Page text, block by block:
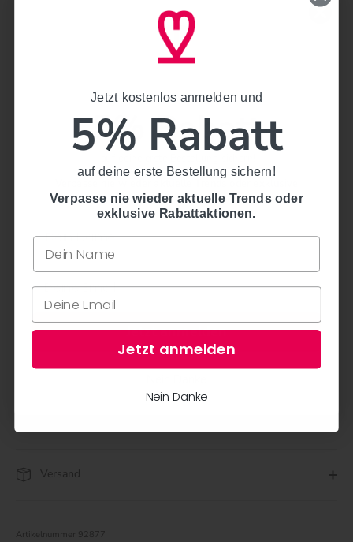
Material: Porzellan, unglasiert, Prägung, Decal
Versand
92877
Jetzt kostenlos anmelden und
5% Rabatt
Rabattaktionen.
Jetzt anmelden
Jetzt kostenlos anmelden und
5% Rabatt
auf deine erste Bestellung sichern!
Verpasse nie wieder aktuelle Trends oder
exklusive Rabattaktionen.
Jetzt anmelden
Nein Danke